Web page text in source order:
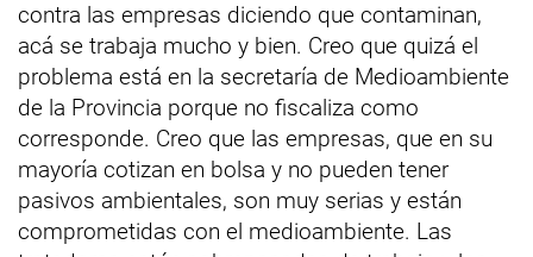
contra las empresas diciendo que contaminan,
acá se trabaja mucho y bien. Creo que quizá el
problema está en la secretaría de Medioambiente
de la Provincia porque no fiscaliza como
corresponde. Creo que las empresas, que en su
mayoría cotizan en bolsa y no pueden tener
pasivos ambientales, son muy serias y están
comprometidas con el medioambiente. Las